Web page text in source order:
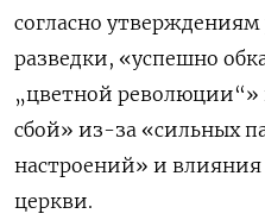
согласно утверждениям
разведки, «успешно
„цветной революции“»
сбой» из-за «сильных
настроений» и влияния
церкви.